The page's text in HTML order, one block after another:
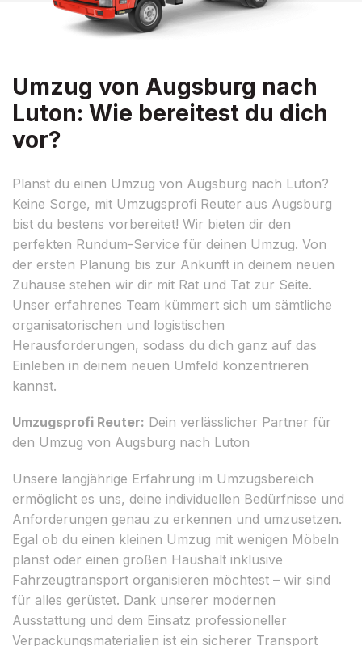
Umzug von Augsburg nach
Luton: Wie bereitest du dich
vor?
Planst du einen Umzug von Augsburg nach Luton?
Keine Sorge, mit Umzugsprofi Reuter aus Augsburg
bist du bestens vorbereitet! Wir bieten dir den
perfekten Rundum-Service für deinen Umzug. Von
der ersten Planung bis zur Ankunft in deinem neuen
Zuhause stehen wir dir mit Rat und Tat zur Seite.
Unser erfahrenes Team kümmert sich um sämtliche
organisatorischen und logistischen
Herausforderungen, sodass du dich ganz auf das
Einleben in deinem neuen Umfeld konzentrieren
kannst.
Umzugsprofi Reuter: Dein verlässlicher Partner für
den Umzug von Augsburg nach Luton
Unsere langjährige Erfahrung im Umzugsbereich
ermöglicht es uns, deine individuellen Bedürfnisse und
Anforderungen genau zu erkennen und umzusetzen.
Egal ob du einen kleinen Umzug mit wenigen Möbeln
planst oder einen großen Haushalt inklusive
Fahrzeugtransport organisieren möchtest – wir sind
für alles gerüstet. Dank unserer modernen
Ausstattung und dem Einsatz professioneller
Verpackungsmaterialien ist ein sicherer Transport